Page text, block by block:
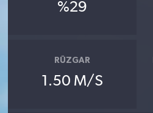
%29
RÜZGAR
1.50 M/S